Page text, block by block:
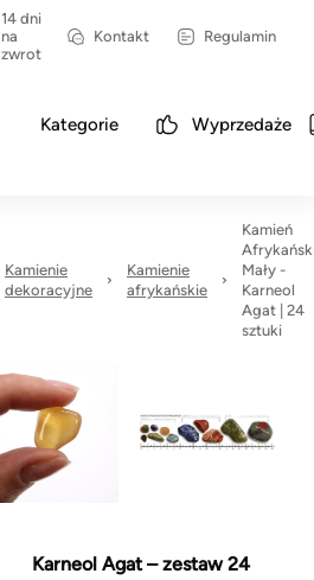
14 dni
na
zwrot
Kontakt Regulamin
Kategorie Wyprzedaże
Kamienie
dekoracyjne
Kamienie
afrykańskie
Kamień
Mały -
Karneol
Agat | 24
sztuki
Karneol Agat – zestaw 24